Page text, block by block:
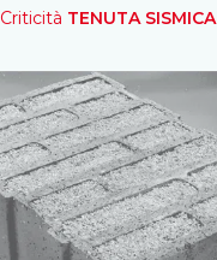
Criticità TENUTA SISMICA